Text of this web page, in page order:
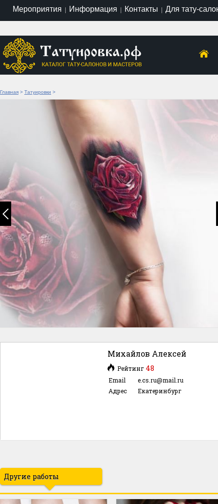
Мероприятия | Информация | Контакты | Для тату-
Главная > Татуировки >
Михайлов Алексей
Рейтинг 48
Email
e.cs.ru@mail.ru
Адрес
Екатеринбург
Другие работы